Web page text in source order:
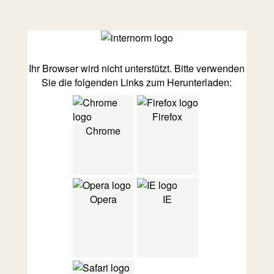
Ihr Browser wird nicht unterstützt. Bitte verwenden
Sie die folgenden Links zum Herunterladen:
Chrome
Firefox
Opera IE